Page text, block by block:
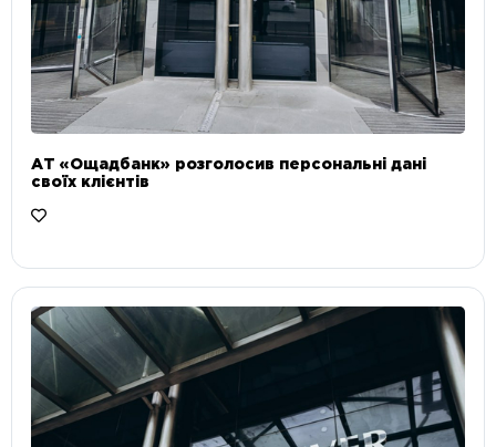
АТ «Ощадбанк» розголосив персональні дані
своїх клієнтів